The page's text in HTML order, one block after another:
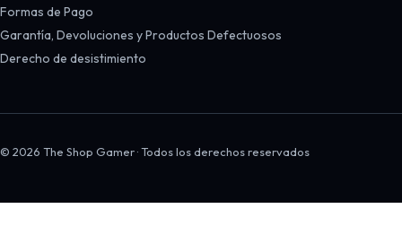
Formas de Pago
Garantía, Devoluciones y Productos Defectuosos
Derecho de desistimiento
© 2026 The Shop Gamer · Todos los derechos reservados